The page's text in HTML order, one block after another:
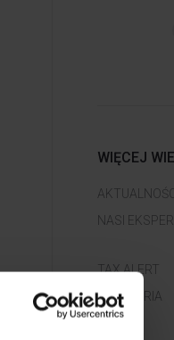
WIĘCEJ
NASI
TAX ALERT
WEBINARIA